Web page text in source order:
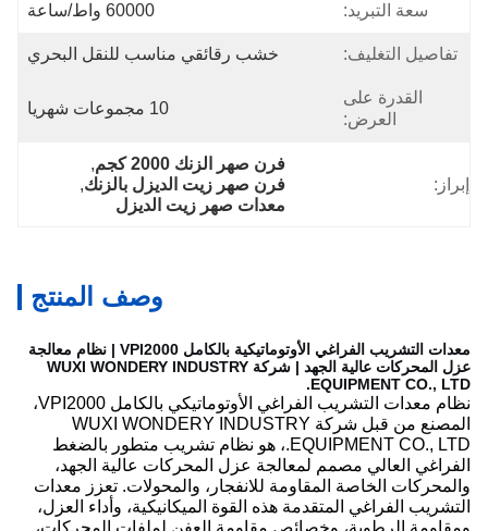
سعة التبريد: 60000 واط/ساعة
تفاصيل التغليف: خشب رقائقي مناسب للنقل البحري
القدرة على
العرض:
10 مجموعات شهريا
إبراز:
فرن صهر الزنك 2000 كجم
,
فرن صهر زيت الديزل بالزنك,
معدات صهر زيت الديزل
وصف المنتج
معدات التشريب الفراغي الأوتوماتيكية بالكامل VPI2000 | نظام معالجة
عزل المحركات عالية الجهد | شركة WUXI WONDERY INDUSTRY
EQUIPMENT CO., LTD.
نظام معدات التشريب الفراغي الأوتوماتيكي بالكامل VPI2000،
المصنع من قبل شركة WUXI WONDERY INDUSTRY
EQUIPMENT CO., LTD.، هو نظام تشريب متطور بالضغط
الفراغي العالي مصمم لمعالجة عزل المحركات عالية الجهد،
والمحركات الخاصة المقاومة للانفجار، والمحولات. تعزز معدات
التشريب الفراغي المتقدمة هذه القوة الميكانيكية، وأداء العزل،
ومقاومة الرطوبة، وخصائص مقاومة العفن لملفات المحركات،